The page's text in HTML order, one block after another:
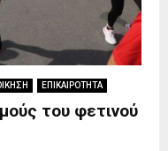
ΕΠΙΚΑΙΡΟΤΗΤΑ
του φετινού